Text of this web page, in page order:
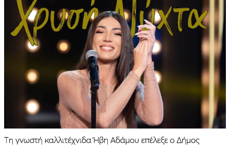
Τη γνωστή καλλιτέχνιδα Ήβη Αδάμου επέλεξε ο Δήμος